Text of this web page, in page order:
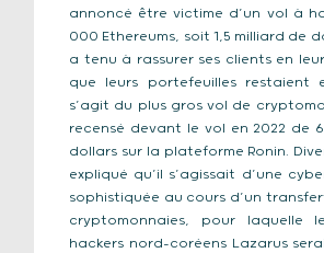
annoncé être victime d’un vol à
000 Ethereums, soit 1,5 milliard de
a tenu à rassurer ses clients en
que leurs portefeuilles restaient
s’agit du plus gros vol de
recensé devant le vol en 2022 de
dollars sur la plateforme Ronin.
expliqué qu’il s’agissait d’une
sophistiquée au cours d’un
cryptomonnaies, pour laquelle
hackers nord-coréens Lazarus